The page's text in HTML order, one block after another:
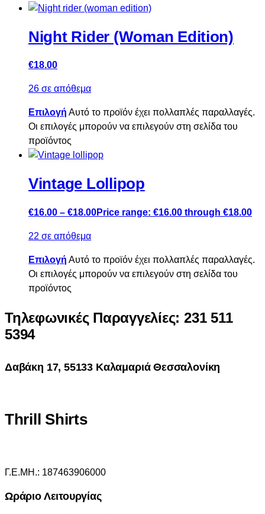
Night Rider (Woman Edition)
€18.00
26 σε απόθεμα
Επιλογή Αυτό το προϊόν έχει πολλαπλές παραλλαγές.
Οι επιλογές μπορούν να επιλεγούν στη σελίδα του
προϊόντος
Vintage Lollipop
€16.00 – €18.00Price range: €16.00 through €18.00
22 σε απόθεμα
Επιλογή Αυτό το προϊόν έχει πολλαπλές παραλλαγές.
Οι επιλογές μπορούν να επιλεγούν στη σελίδα του
προϊόντος
Τηλεφωνικές Παραγγελίες: 231 511
5394
Δαβάκη 17, 55133 Καλαμαριά Θεσσαλονίκη
Thrill Shirts
Γ.Ε.ΜΗ.: 187463906000
Ωράριο Λειτουργίας